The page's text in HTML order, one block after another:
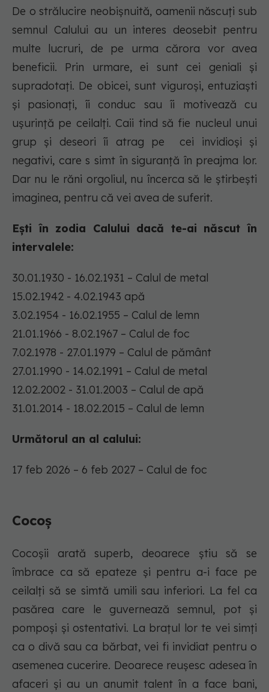
De o strălucire neobișnuită, oamenii născuți sub
semnul Calului au un interes deosebit pentru
multe lucruri, de pe urma cărora vor avea
beneficii. Prin urmare, ei sunt cei geniali și
supradotați. De obicei, sunt viguroși, entuziaști
și pasionați, îi conduc sau îi motivează cu
ușurință pe ceilalți. Caii tind să fie nucleul unui
grup și deseori îi atrag pe cei invidioși și
negativi, care s simt în siguranță în preajma lor.
Dar nu le răni orgoliul, nu încerca să le știrbești
imaginea, pentru că vei avea de suferit.
Ești în zodia Calului dacă te-ai născut în
intervalele:
30.01.1930 - 16.02.1931 – Calul de metal
15.02.1942 - 4.02.1943 apă
3.02.1954 - 16.02.1955 – Calul de lemn
21.01.1966 - 8.02.1967 – Calul de foc
7.02.1978 - 27.01.1979 – Calul de pământ
27.01.1990 - 14.02.1991 – Calul de metal
12.02.2002 - 31.01.2003 – Calul de apă
31.01.2014 - 18.02.2015 – Calul de lemn
Următorul an al calului:
17 feb 2026 – 6 feb 2027 – Calul de foc
Cocoș
Cocoșii arată superb, deoarece știu să se
îmbrace ca să epateze și pentru a-i face pe
ceilalți să se simtă umili sau inferiori. La fel ca
pasărea care le guvernează semnul, pot și
pompoși și ostentativi. La brațul lor te vei simți
ca o divă sau ca bărbat, vei fi invidiat pentru o
asemenea cucerire. Deoarece reușesc adesea în
afaceri și au un anumit talent în a face bani,